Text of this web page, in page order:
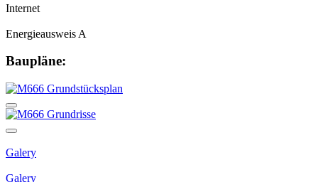
Internet
Energieausweis A
Baupläne:
Galery
Galery